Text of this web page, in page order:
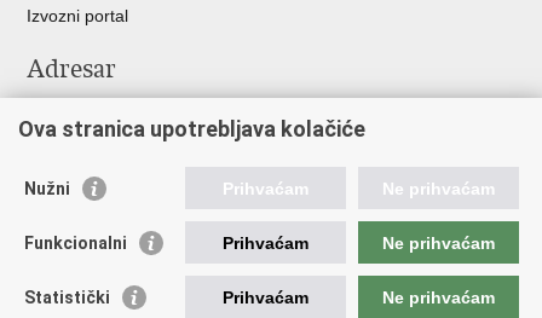
Izvozni portal
Adresar
Adresar tijela javne vlasti
Popis dužnosnika u RH
Važne poveznice
Agencija za lijekove i medicinske proizvode
Ova stranica upotrebljava kolačiće
Nužni Prihvaćam Ne prihvaćam
Funkcionalni Prihvaćam Ne prihvaćam
Statistički Prihvaćam Ne prihvaćam